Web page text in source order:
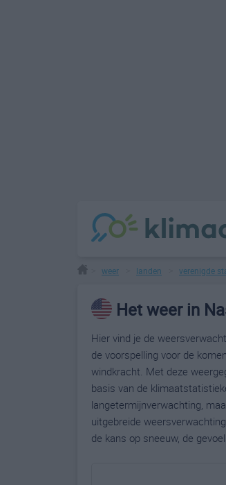
weer landen verenigde
Het weer in
Hier vind je de
de voorspelling voor de
windkracht. Met deze
basis van de
langetermijnverwachting,
uitgebreide
de kans op sneeuw, de